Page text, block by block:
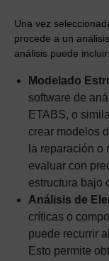
Una vez
procede a un
análisis puede incluir:
Modelado
software de
ETABS, o
crear modelos
la reparación o
evaluar con
estructura bajo
Análisis de
críticas o
puede recurrir
Esto permite